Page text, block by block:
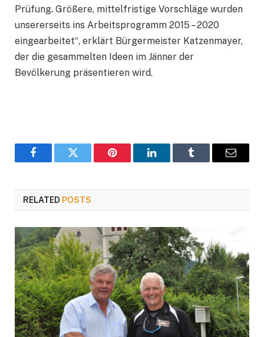
Prüfung. Größere, mittelfristige Vorschläge wurden
unsererseits ins Arbeitsprogramm 2015 – 2020
eingearbeitet“, erklärt Bürgermeister Katzenmayer,
der die gesammelten Ideen im Jänner der
Bevölkerung präsentieren wird.
FacebookTwitter Pinterest LinkedInTumblr Email
RELATED POSTS